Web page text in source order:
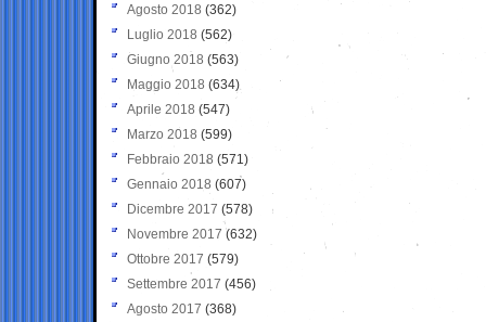
Agosto 2018 (362)
Luglio 2018 (562)
Giugno 2018 (563)
Maggio 2018 (634)
Aprile 2018 (547)
Marzo 2018 (599)
Febbraio 2018 (571)
Gennaio 2018 (607)
Dicembre 2017 (578)
Novembre 2017 (632)
Ottobre 2017 (579)
Settembre 2017 (456)
Agosto 2017 (368)